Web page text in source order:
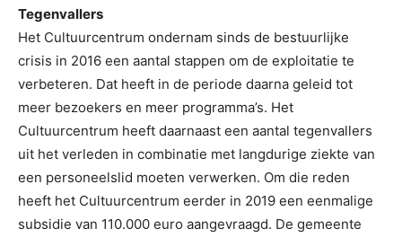
Tegenvallers
Het Cultuurcentrum ondernam sinds de bestuurlijke
crisis in 2016 een aantal stappen om de exploitatie te
verbeteren. Dat heeft in de periode daarna geleid tot
meer bezoekers en meer programma’s. Het
Cultuurcentrum heeft daarnaast een aantal tegenvallers
uit het verleden in combinatie met langdurige ziekte van
een personeelslid moeten verwerken. Om die reden
heeft het Cultuurcentrum eerder in 2019 een eenmalige
subsidie van 110.000 euro aangevraagd. De gemeente